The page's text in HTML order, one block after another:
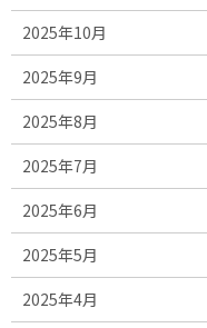
2025年10月
2025年9月
2025年8月
2025年7月
2025年6月
2025年5月
2025年4月